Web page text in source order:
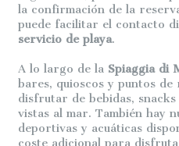
la confirmación de la
puede facilitar el contacto
servicio de playa.
A lo largo de la Spiaggia di
bares, quioscos y puntos
disfrutar de bebidas,
vistas al mar. También hay
deportivas y acuáticas
coste adicional para